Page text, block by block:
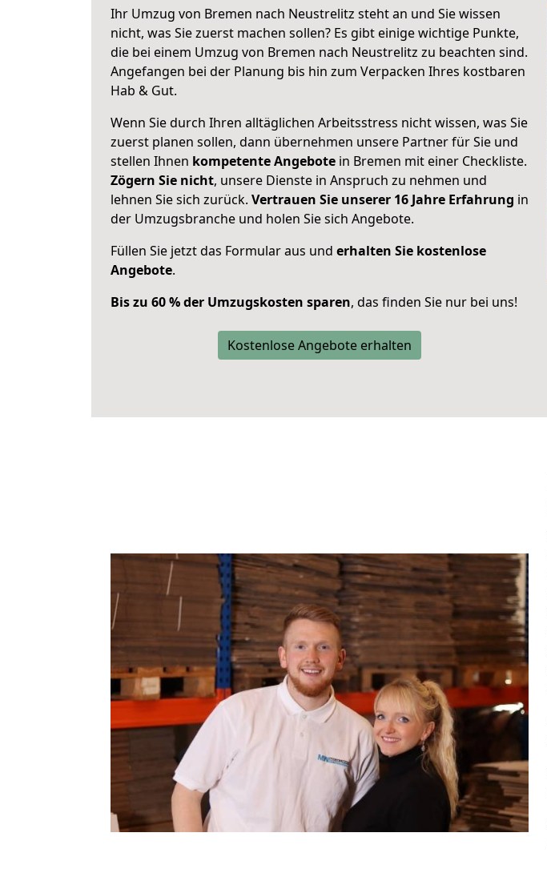
Ihr Umzug von Bremen nach Neustrelitz steht an und Sie wissen
nicht, was Sie zuerst machen sollen? Es gibt einige wichtige Punkte,
die bei einem Umzug von Bremen nach Neustrelitz zu beachten sind.
Angefangen bei der Planung bis hin zum Verpacken Ihres kostbaren
Hab & Gut.
Wenn Sie durch Ihren alltäglichen Arbeitsstress nicht wissen, was Sie
zuerst planen sollen, dann übernehmen unsere Partner für Sie und
stellen Ihnen kompetente Angebote in Bremen mit einer Checkliste.
Zögern Sie nicht, unsere Dienste in Anspruch zu nehmen und
lehnen Sie sich zurück. Vertrauen Sie unserer 16 Jahre Erfahrung in
der Umzugsbranche und holen Sie sich Angebote.
Füllen Sie jetzt das Formular aus und erhalten Sie kostenlose
Angebote.
Bis zu 60 % der Umzugskosten sparen, das finden Sie nur bei uns!
Kostenlose Angebote erhalten